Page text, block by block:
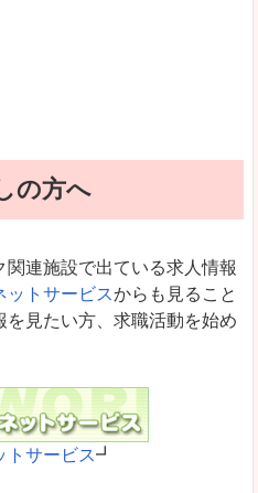
の方へ
連施設で出ている求人情報
ットサービスからも見ること
見たい方、求職活動を始め
トサービス┛